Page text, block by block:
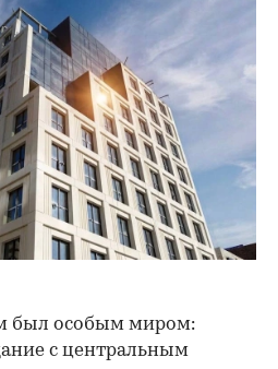
был особым миром:
с центральным